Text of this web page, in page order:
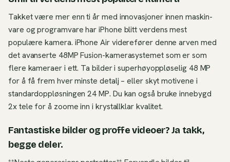
Takket være mer enn ti år med innovasjoner innen maskin­
vare og program­vare har iPhone blitt verdens mest
populære kamera. iPhone Air viderefører denne arven med
det avanserte 48MP Fusion-kamerasystemet som er som
flere kameraer i ett. Ta bilder i superhøyoppløselig 48 MP
for å få frem hver minste detalj – eller skyt motivene i
standardoppløsningen 24 MP. Du kan også bruke innebygd
2x tele for å zoome inn i krystallklar kvalitet.
Fantastiske bilder og proffe videoer? Ja takk,
begge deler.